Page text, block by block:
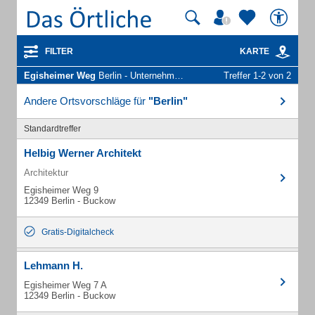
FILTER KARTE
Egisheimer Weg Berlin - Unternehmen und Personen Treffer 1-2 von 2
Andere Ortsvorschläge für "Berlin"
Standardtreffer
Helbig Werner Architekt
Architektur
Egisheimer Weg 9
12349 Berlin - Buckow
Gratis-Digitalcheck
Lehmann H.
Egisheimer Weg 7 A
12349 Berlin - Buckow